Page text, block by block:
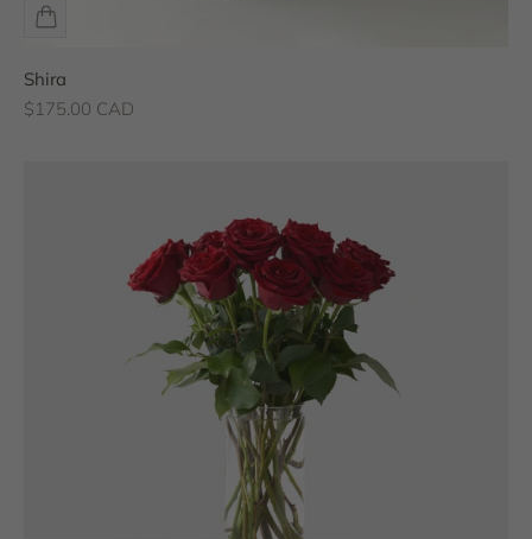
Shira
Prix de vente
$175.00 CAD